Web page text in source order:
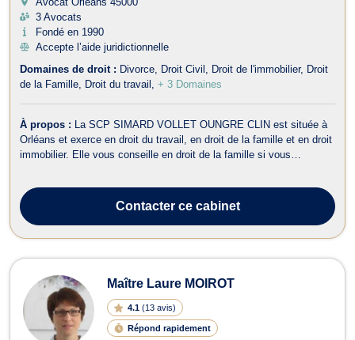
3 Avocats
Fondé en 1990
Accepte l’aide juridictionnelle
Domaines de droit : Divorce Droit Civil Droit de l'immobilier
Droit
de la Famille
Droit du travail + 3 Domaines
À propos :
La SCP SIMARD VOLLET OUNGRE CLIN est située à
Orléans et exerce en droit du travail, en droit de la famille et en droit
immobilier. Elle vous conseille en droit de la famille si vous
ali...
Contacterce cabinet
Maître Laure MOIROT
4.1 (13 avis)
Répond rapidement